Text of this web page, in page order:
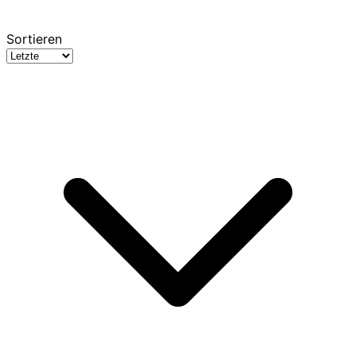
Sortieren